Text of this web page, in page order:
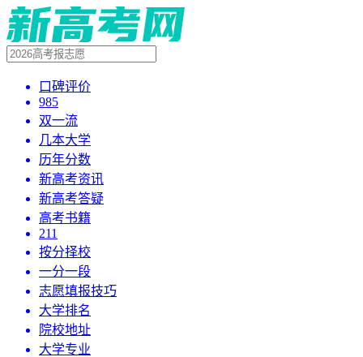
口碑评价
985
双一流
几本大学
历年分数
新高考资讯
新高考答疑
高考书籍
211
按分择校
一分一段
志愿填报技巧
大学排名
院校地址
大学专业